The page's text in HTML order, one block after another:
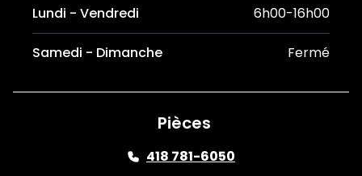
Lundi - Vendredi 6h00-16h00
Samedi - Dimanche Fermé
Pièces
418 781-6050